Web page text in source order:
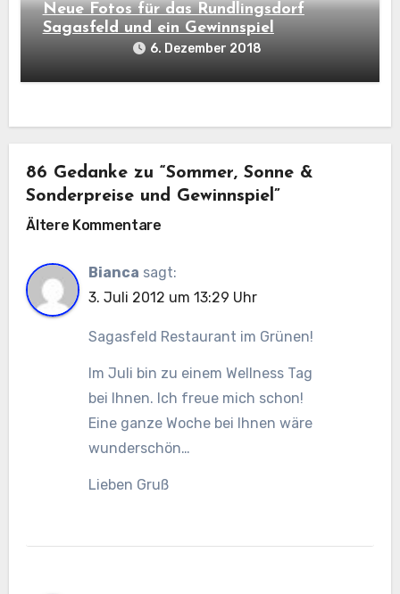
Neue Fotos für das Rundlingsdorf
Sagasfeld und ein Gewinnspiel
6. Dezember 2018
86 Gedanke zu “Sommer, Sonne &
Sonderpreise und Gewinnspiel”
Kommentar-
Navigation
Ältere Kommentare
Bianca sagt:
3. Juli 2012 um 13:29 Uhr
Sagasfeld Restaurant im Grünen!
Im Juli bin zu einem Wellness Tag
bei Ihnen. Ich freue mich schon!
Eine ganze Woche bei Ihnen wäre
wunderschön…
Lieben Gruß